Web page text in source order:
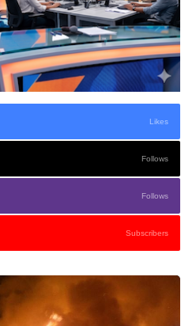
Likes
Follows
Follows
Subscribers